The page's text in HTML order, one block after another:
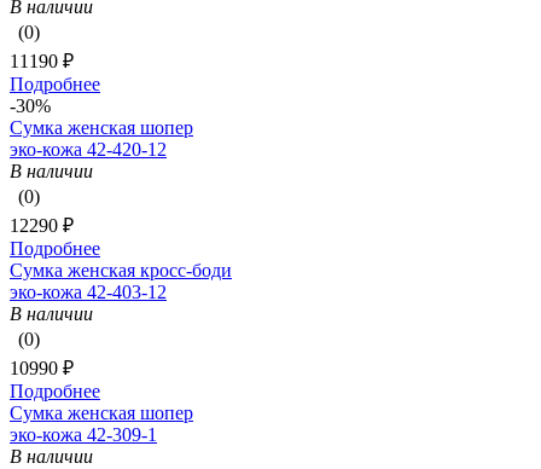
В наличии
(0)
11190 ₽
Подробнее
-30%
Сумка женская шопер
эко-кожа 42-420-12
В наличии
(0)
12290 ₽
Подробнее
Сумка женская кросс-боди
эко-кожа 42-403-12
В наличии
(0)
10990 ₽
Подробнее
Сумка женская шопер
эко-кожа 42-309-1
В наличии